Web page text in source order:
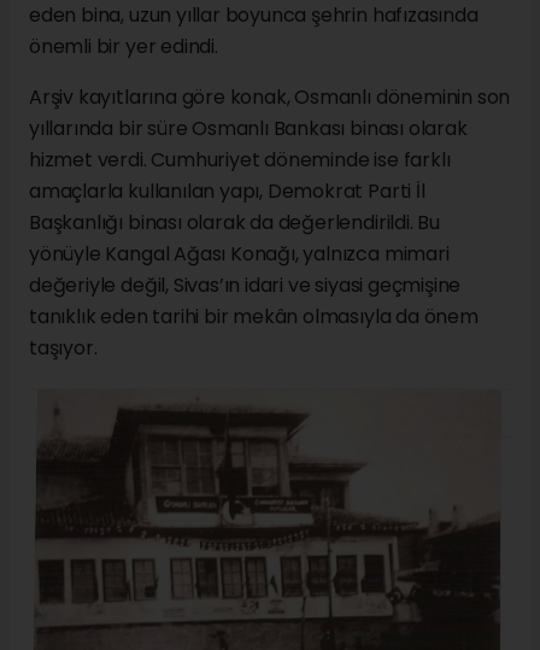
eden bina, uzun yıllar boyunca şehrin hafızasında
önemli bir yer edindi.
Arşiv kayıtlarına göre konak, Osmanlı döneminin son
yıllarında bir süre Osmanlı Bankası binası olarak
hizmet verdi. Cumhuriyet döneminde ise farklı
amaçlarla kullanılan yapı, Demokrat Parti İl
Başkanlığı binası olarak da değerlendirildi. Bu
yönüyle Kangal Ağası Konağı, yalnızca mimari
değeriyle değil, Sivas’ın idari ve siyasi geçmişine
tanıklık eden tarihi bir mekân olmasıyla da önem
taşıyor.